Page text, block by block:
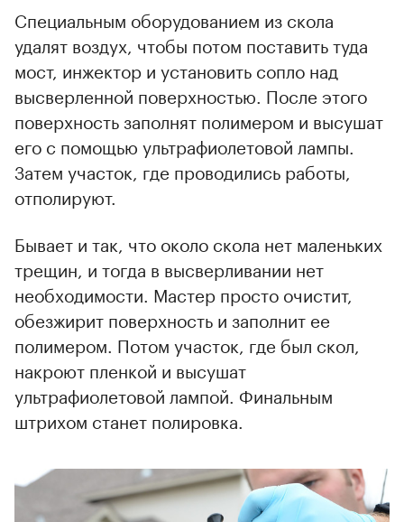
Специальным оборудованием из скола
удалят воздух, чтобы потом поставить туда
мост, инжектор и установить сопло над
высверленной поверхностью. После этого
поверхность заполнят полимером и высушат
его с помощью ультрафиолетовой лампы.
Затем участок, где проводились работы,
отполируют.
Бывает и так, что около скола нет маленьких
трещин, и тогда в высверливании нет
необходимости. Мастер просто очистит,
обезжирит поверхность и заполнит ее
полимером. Потом участок, где был скол,
накроют пленкой и высушат
ультрафиолетовой лампой. Финальным
штрихом станет полировка.